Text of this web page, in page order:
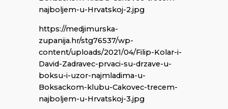
najboljem-u-Hrvatskoj-2.jpg
https://medjimurska-
zupanija.hr/stg76537/wp-
content/uploads/2021/04/Filip-Kolar-i-
David-Zadravec-prvaci-su-drzave-u-
boksu-i-uzor-najmladima-u-
Boksackom-klubu-Cakovec-trecem-
najboljem-u-Hrvatskoj-3.jpg